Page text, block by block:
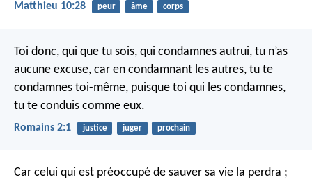
Matthieu 10:28 peur âme corps
Toi donc, qui que tu sois, qui condamnes autrui, tu n’as
aucune excuse, car en condamnant les autres, tu te
condamnes toi-même, puisque toi qui les condamnes,
tu te conduis comme eux.
Romains 2:1 justice juger prochain
Car celui qui est préoccupé de sauver sa vie la perdra ;